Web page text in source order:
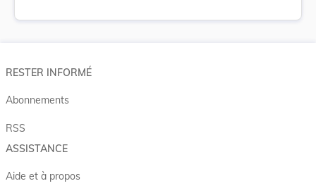
RESTER INFORMÉ
Abonnements
RSS
ASSISTANCE
Aide et à propos